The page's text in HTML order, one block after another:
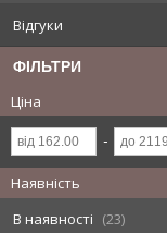
Відгуки
ФІЛЬТРИ
Ціна
Наявність
В наявності
23